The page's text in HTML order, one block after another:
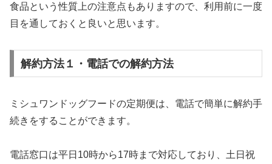
食品という性質上の注意点もありますので、利用前に一度
目を通しておくと良いと思います。
解約方法１・電話での解約方法
ミシュワンドッグフードの定期便は、電話で簡単に解約手
続きをすることができます。
電話窓口は平日10時から17時まで対応しており、土日祝